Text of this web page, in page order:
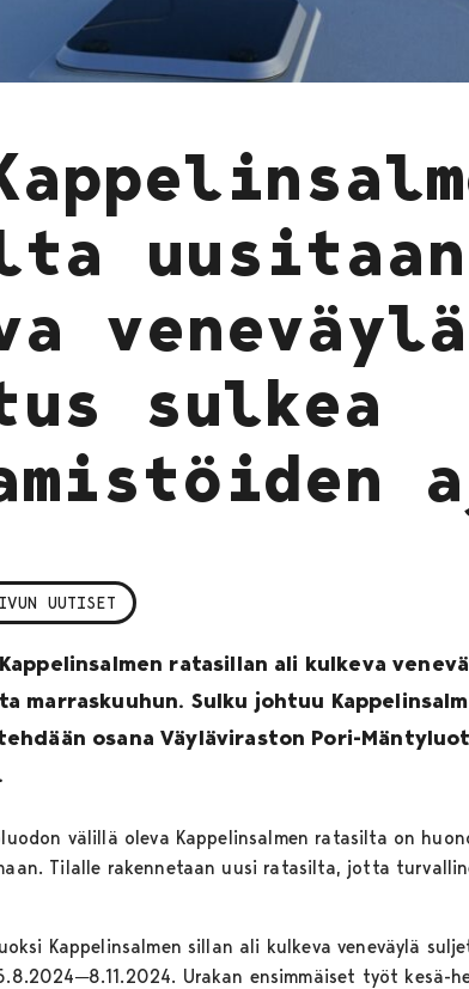
sulkea
UUTISET
ratasillan ali kulkeva
marraskuuhun. Sulku johtuu
osana Väyläviraston Pori-
välillä oleva Kappelinsalmen ratasilta on
Tilalle rakennetaan uusi ratasilta, jotta
Kappelinsalmen sillan ali kulkeva veneväylä
Urakan ensimmäiset työt kesä-